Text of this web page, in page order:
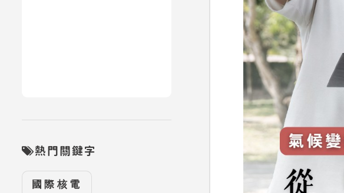
熱門關鍵字
國際核電